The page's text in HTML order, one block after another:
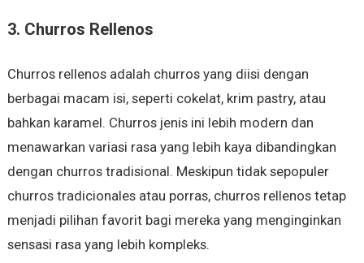
3. Churros Rellenos
Churros rellenos adalah churros yang diisi dengan
berbagai macam isi, seperti cokelat, krim pastry, atau
bahkan karamel. Churros jenis ini lebih modern dan
menawarkan variasi rasa yang lebih kaya dibandingkan
dengan churros tradisional. Meskipun tidak sepopuler
churros tradicionales atau porras, churros rellenos tetap
menjadi pilihan favorit bagi mereka yang menginginkan
sensasi rasa yang lebih kompleks.